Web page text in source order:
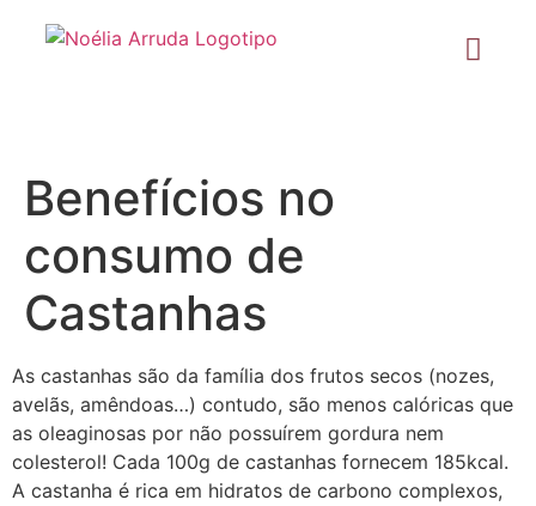
Benefícios no
consumo de
Castanhas
As castanhas são da família dos frutos secos (nozes,
avelãs, amêndoas…) contudo, são menos calóricas que
as oleaginosas por não possuírem gordura nem
colesterol! Cada 100g de castanhas fornecem 185kcal.
A castanha é rica em hidratos de carbono complexos,